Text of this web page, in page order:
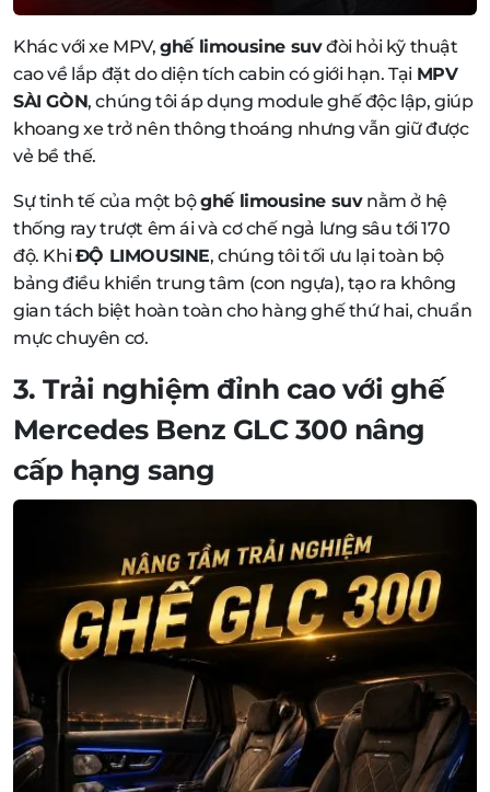
Khác với xe MPV,ghế limousine suvđòi hỏi kỹ thuật
cao về lắp đặt do diện tích cabin có giới hạn. Tại MPV
SÀI GÒN, chúng tôi áp dụng module ghế độc lập, giúp
khoang xe trở nên thông thoáng nhưng vẫn giữ được
vẻ bề thế.
Sự tinh tế của một bộghế limousine suvnằm ở hệ
thống ray trượt êm ái và cơ chế ngả lưng sâu tới 170
độ. KhiĐỘ LIMOUSINE, chúng tôi tối ưu lại toàn bộ
bảng điều khiển trung tâm (con ngựa), tạo ra không
gian tách biệt hoàn toàn cho hàng ghế thứ hai, chuẩn
mực chuyên cơ.
3. Trải nghiệm đỉnh cao với ghế
Mercedes Benz GLC 300 nâng
cấp hạng sang